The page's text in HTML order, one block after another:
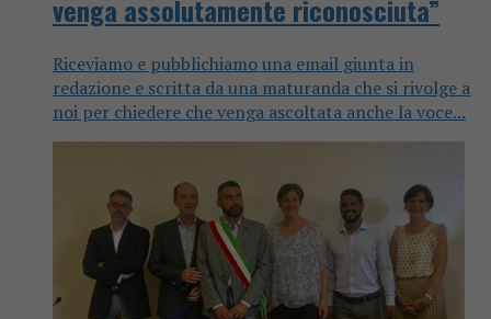
venga assolutamente riconosciuta”
Riceviamo e pubblichiamo una email giunta in
redazione e scritta da una maturanda che si rivolge a
noi per chiedere che venga ascoltata anche la voce...